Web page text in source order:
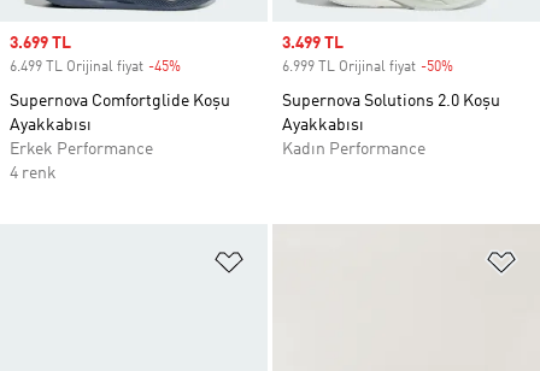
Sale price
3.699 TL
6.499 TL Orijinal fiyat -45%
Supernova Comfortglide Koşu
Ayakkabısı
Erkek Performance
4 renk
Sale price
3.499 TL
6.999 TL Orijinal fiyat -50%
Supernova Solutions 2.0 Koşu
Ayakkabısı
Kadın Performance